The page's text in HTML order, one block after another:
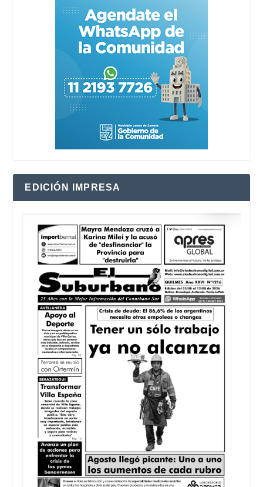
EDICIÓN IMPRESA